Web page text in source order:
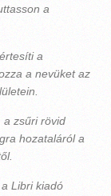
a
a
a nevüket az
a zsűri rövid
hozataláról a
Libri kiadó